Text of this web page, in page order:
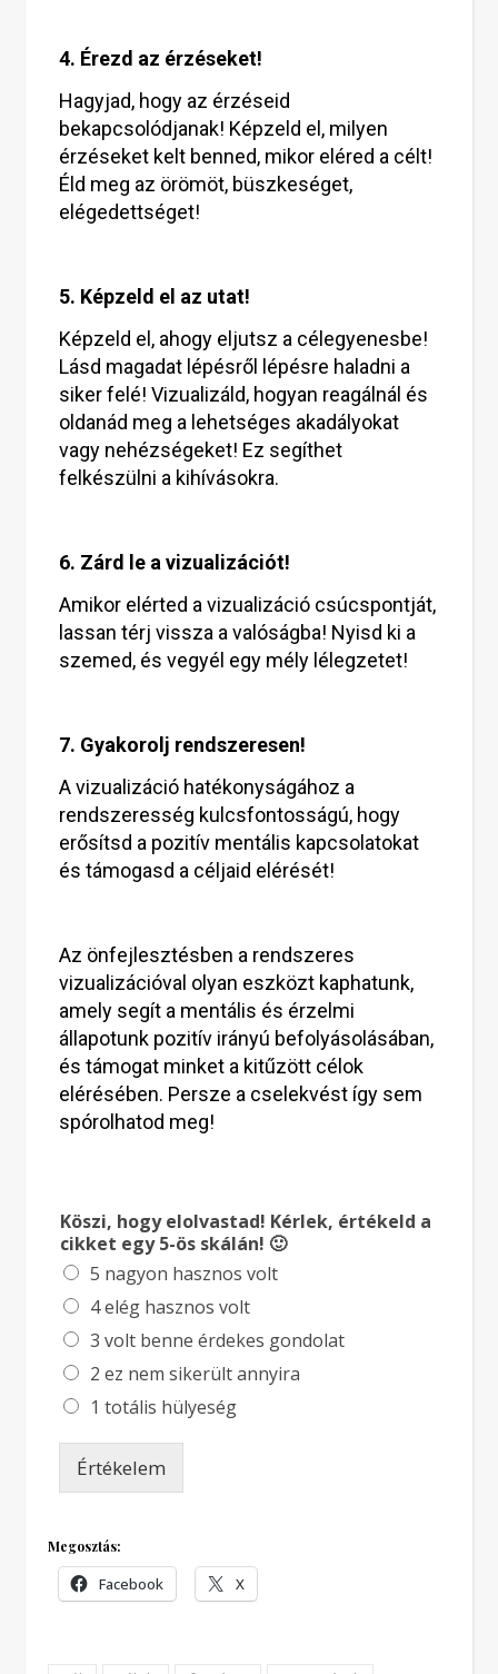
4. Érezd az érzéseket!
Hagyjad, hogy az érzéseid
bekapcsolódjanak! Képzeld el, milyen
érzéseket kelt benned, mikor eléred a célt!
Éld meg az örömöt, büszkeséget,
elégedettséget!
5. Képzeld el az utat!
Képzeld el, ahogy eljutsz a célegyenesbe!
Lásd magadat lépésről lépésre haladni a
siker felé! Vizualizáld, hogyan reagálnál és
oldanád meg a lehetséges akadályokat
vagy nehézségeket! Ez segíthet
felkészülni a kihívásokra.
6. Zárd le a vizualizációt!
Amikor elérted a vizualizáció csúcspontját,
lassan térj vissza a valóságba! Nyisd ki a
szemed, és vegyél egy mély lélegzetet!
7. Gyakorolj rendszeresen!
A vizualizáció hatékonyságához a
rendszeresség kulcsfontosságú, hogy
erősítsd a pozitív mentális kapcsolatokat
és támogasd a céljaid elérését!
Az önfejlesztésben a rendszeres
vizualizációval olyan eszközt kaphatunk,
amely segít a mentális és érzelmi
állapotunk pozitív irányú befolyásolásában,
és támogat minket a kitűzött célok
elérésében. Persze a cselekvést így sem
spórolhatod meg!
Köszi, hogy elolvastad! Kérlek, értékeld a
cikket egy 5-ös skálán! 🙂
5 nagyon hasznos volt
4 elég hasznos volt
3 volt benne érdekes gondolat
2 ez nem sikerült annyira
1 totális hülyeség
Értékelem
Megosztás:
Facebook X